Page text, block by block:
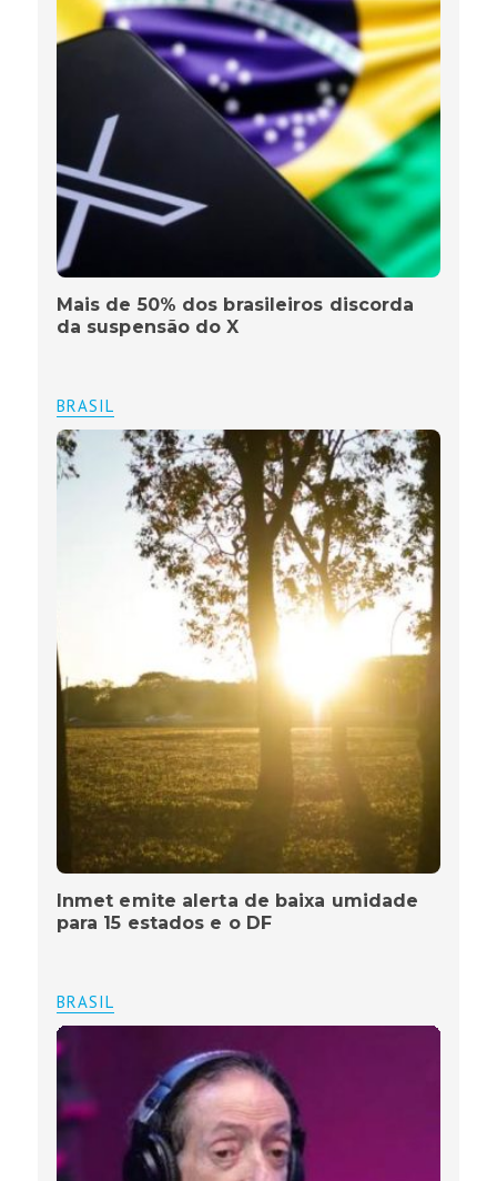
Mais de 50% dos brasileiros discorda
da suspensão do X
BRASIL
Inmet emite alerta de baixa umidade
para 15 estados e o DF
BRASIL